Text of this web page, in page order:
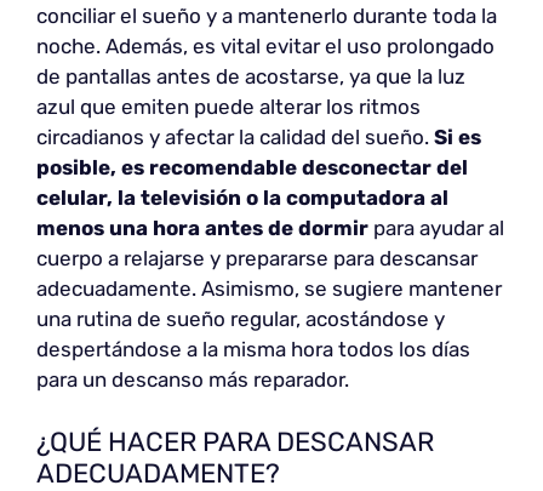
conciliar el sueño y a mantenerlo durante toda la
noche. Además, es vital evitar el uso prolongado
de pantallas antes de acostarse, ya que la luz
azul que emiten puede alterar los ritmos
circadianos y afectar la calidad del sueño. Si es
posible, es recomendable desconectar del
celular, la televisión o la computadora al
menos una hora antes de dormir para ayudar al
cuerpo a relajarse y prepararse para descansar
adecuadamente. Asimismo, se sugiere mantener
una rutina de sueño regular, acostándose y
despertándose a la misma hora todos los días
para un descanso más reparador.
¿QUÉ HACER PARA DESCANSAR
ADECUADAMENTE?